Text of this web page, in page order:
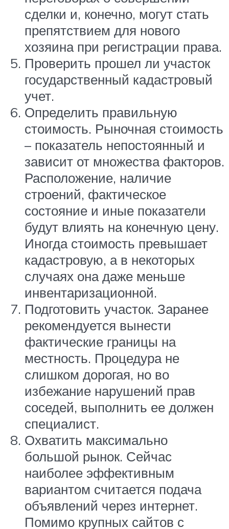
сделки и, конечно, могут стать
препятствием для нового
хозяина при регистрации права.
Проверить прошел ли участок
государственный кадастровый
учет.
Определить правильную
стоимость. Рыночная стоимость
– показатель непостоянный и
зависит от множества факторов.
Расположение, наличие
строений, фактическое
состояние и иные показатели
будут влиять на конечную цену.
Иногда стоимость превышает
кадастровую, а в некоторых
случаях она даже меньше
инвентаризационной.
Подготовить участок. Заранее
рекомендуется вынести
фактические границы на
местность. Процедура не
слишком дорогая, но во
избежание нарушений прав
соседей, выполнить ее должен
специалист.
Охватить максимально
большой рынок. Сейчас
наиболее эффективным
вариантом считается подача
объявлений через интернет.
Помимо крупных сайтов с